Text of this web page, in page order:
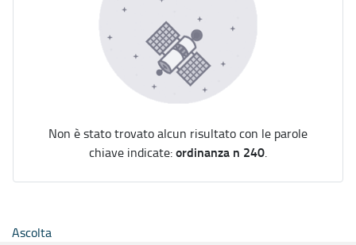
Non è stato trovato alcun risultato con le parole
chiave indicate:ordinanza n 240.
Ascolta